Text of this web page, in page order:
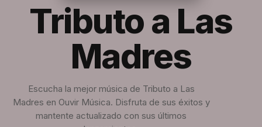
Tributo a Las
Madres
Escucha la mejor música de Tributo a Las
Madres en Ouvir Música. Disfruta de sus éxitos y
mantente actualizado con sus últimos